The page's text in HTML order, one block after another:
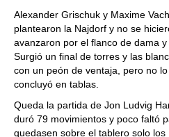
Alexander Grischuk y Maxime
plantearon la Najdorf y no se
avanzaron por el flanco de dama
Surgió un final de torres y las
con un peón de ventaja, pero no
concluyó en tablas.
Queda la partida de Jon Ludvig
duró 79 movimientos y poco faltó
quedasen sobre el tablero solo